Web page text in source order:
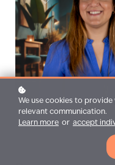
We use cookies to
relevant communication.
Learn more or accept